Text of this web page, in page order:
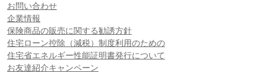
お問い合わせ
企業情報
保険商品の販売に関する勧誘方針
住宅ローン控除（減税）制度利用のための
住宅省エネルギー性能証明書発行について
お友達紹介キャンペーン